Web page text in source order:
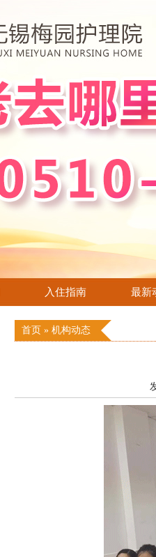
入住指南 最新
首页 » 机构动态